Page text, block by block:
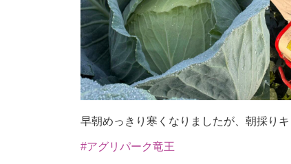
早朝めっきり寒くなりましたが、朝採り
#アグリパーク竜王